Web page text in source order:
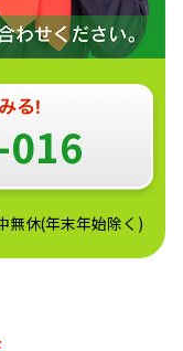
無休(年末年始除く)